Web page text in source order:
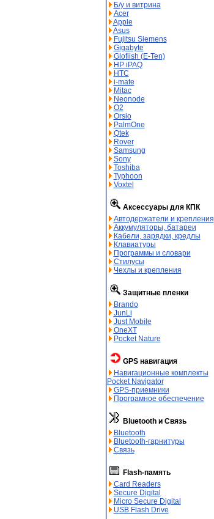
Б/у и витрина
Acer
Apple
Asus
Fujitsu Siemens
Gigabyte
Glofiish (E-Ten)
HP iPAQ
HTC
i-mate
Mitac
Neonode
O2
Orsio
PalmOne
Qtek
Rover
Samsung
Sony
Toshiba
Typhoon
Voxtel
Аксессуары для КПК
Автодержатели и крепления
Аккумуляторы, батареи
Кабели, зарядки, кредлы
Клавиатуры
Программы и словари
Стилусы
Чехлы и крепления
Защитные пленки
Brando
JunLi
Just Mobile
OneXT
Pocket Nature
GPS навигация
Навигационные комплекты
Pocket Navigator
GPS-приемники
Програмное обеспечение
Bluetooth и Связь
Bluetooth
Bluetooth-гарнитуры
Связь
Flash-память
Card Readers
Secure Digital
Micro Secure Digital
USB Flash Drive